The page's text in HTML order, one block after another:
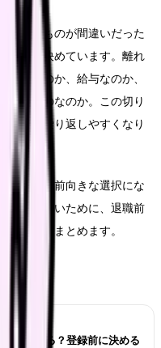
職そのものが間違いだった
ま次を決めています。離れ
夜勤なのか、給与なのか、
そのものなのか。この切り
悩みを繰り返しやすくなり
、退職は前向きな選択にな
後悔しないために、退職前
相談先をまとめます。
で使える？登録前に決める